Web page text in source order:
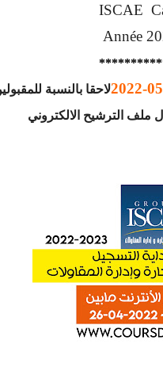
ISCAE
Année
لاحقا بالنسبة
ملف الترشيح الالكتروني